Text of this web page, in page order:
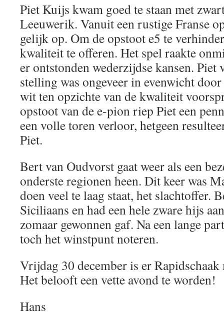
Piet Kuijs kwam goed te staan met
Leeuwerik. Vanuit een rustige Franse
gelijk op. Om de opstoot e5 te
kwaliteit te offeren. Het spel raakte
er ontstonden wederzijdse kansen. Piet
stelling was ongeveer in evenwicht
wit ten opzichte van de kwaliteit
opstoot van de e-pion riep Piet een
een volle toren verloor, hetgeen
Piet.
Bert van Oudvorst gaat weer als een
onderste regionen heen. Dit keer was
doen veel te laag staat, het slachtoffer.
Siciliaans en had een hele zware hijs
zomaar gewonnen gaf. Na een lange
toch het winstpunt noteren.
Vrijdag 30 december is er
Het belooft een vette avond te worden!
Hans